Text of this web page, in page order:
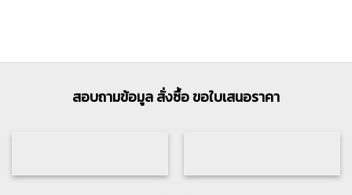
สอบถามข้อมูล สั่งซื้อ ขอใบเสนอราคา